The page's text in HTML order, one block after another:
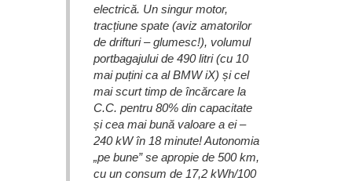
electrică. Un singur motor,
tracțiune spate (aviz amatorilor
de drifturi – glumesc!), volumul
portbagajului de 490 litri (cu 10
mai puțini ca al BMW iX) și cel
mai scurt timp de încărcare la
C.C. pentru 80% din capacitate
și cea mai bună valoare a ei –
240 kW în 18 minute! Autonomia
„pe bune” se apropie de 500 km,
cu un consum de 17,2 kWh/100